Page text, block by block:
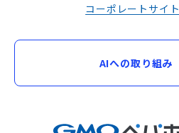
コーポレートサイト
AIへの取り組み